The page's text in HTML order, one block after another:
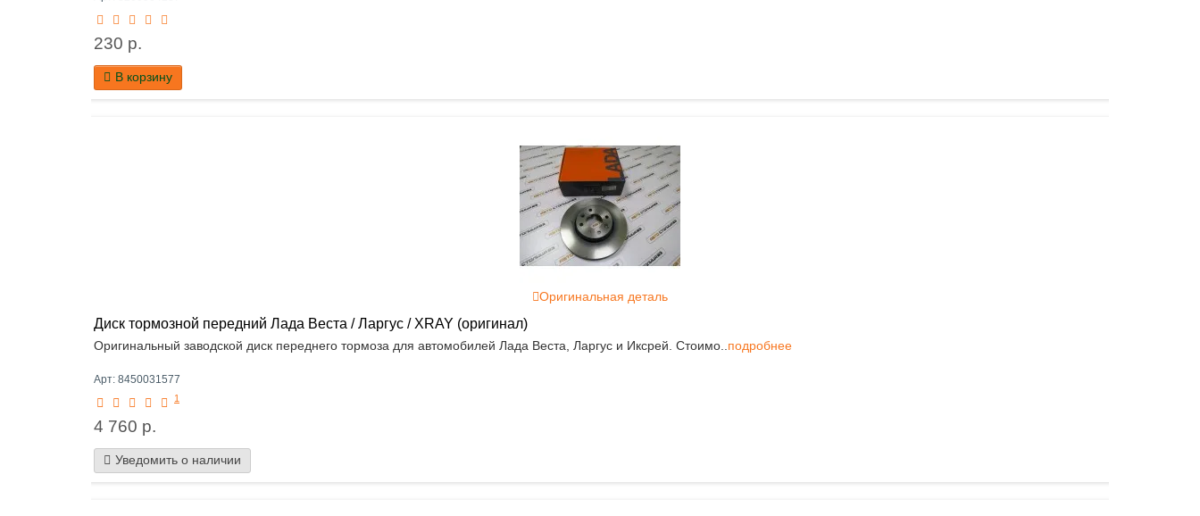
230 р.
В корзину
Оригинальная деталь
Диск тормозной передний Лада Веста / Ларгус / XRAY (оригинал)
Оригинальный заводской диск переднего тормоза для автомобилей Лада Веста, Ларгус и Иксрей. Стоимо..подробнее
Арт: 8450031577
1
4 760 р.
Уведомить о наличии